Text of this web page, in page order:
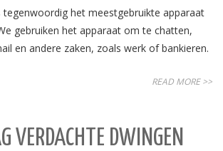
tegenwoordig het meestgebruikte apparaat
gebruiken het apparaat om te chatten,
en andere zaken, zoals werk of bankieren.
READ MORE >>
VERDACHTE DWINGEN